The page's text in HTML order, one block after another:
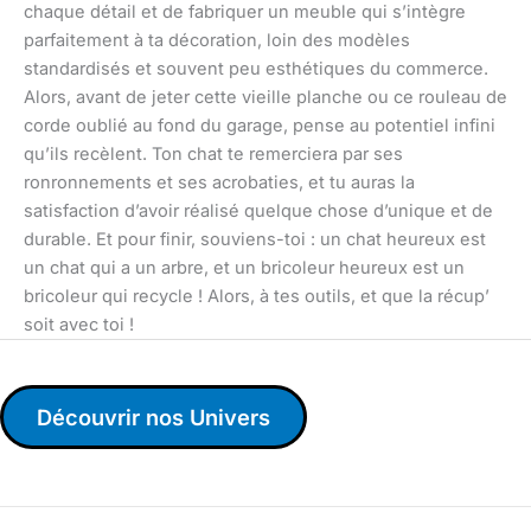
chaque détail et de fabriquer un meuble qui s’intègre
parfaitement à ta décoration, loin des modèles
standardisés et souvent peu esthétiques du commerce.
Alors, avant de jeter cette vieille planche ou ce rouleau de
corde oublié au fond du garage, pense au potentiel infini
qu’ils recèlent. Ton chat te remerciera par ses
ronronnements et ses acrobaties, et tu auras la
satisfaction d’avoir réalisé quelque chose d’unique et de
durable. Et pour finir, souviens-toi : un chat heureux est
un chat qui a un arbre, et un bricoleur heureux est un
bricoleur qui recycle ! Alors, à tes outils, et que la récup’
soit avec toi !
Découvrir nos Univers